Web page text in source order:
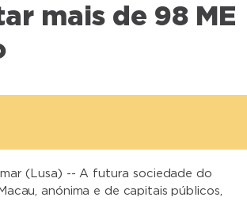
mais de 98 ME
mar (Lusa) -- A futura sociedade do
anónima e de capitais públicos,